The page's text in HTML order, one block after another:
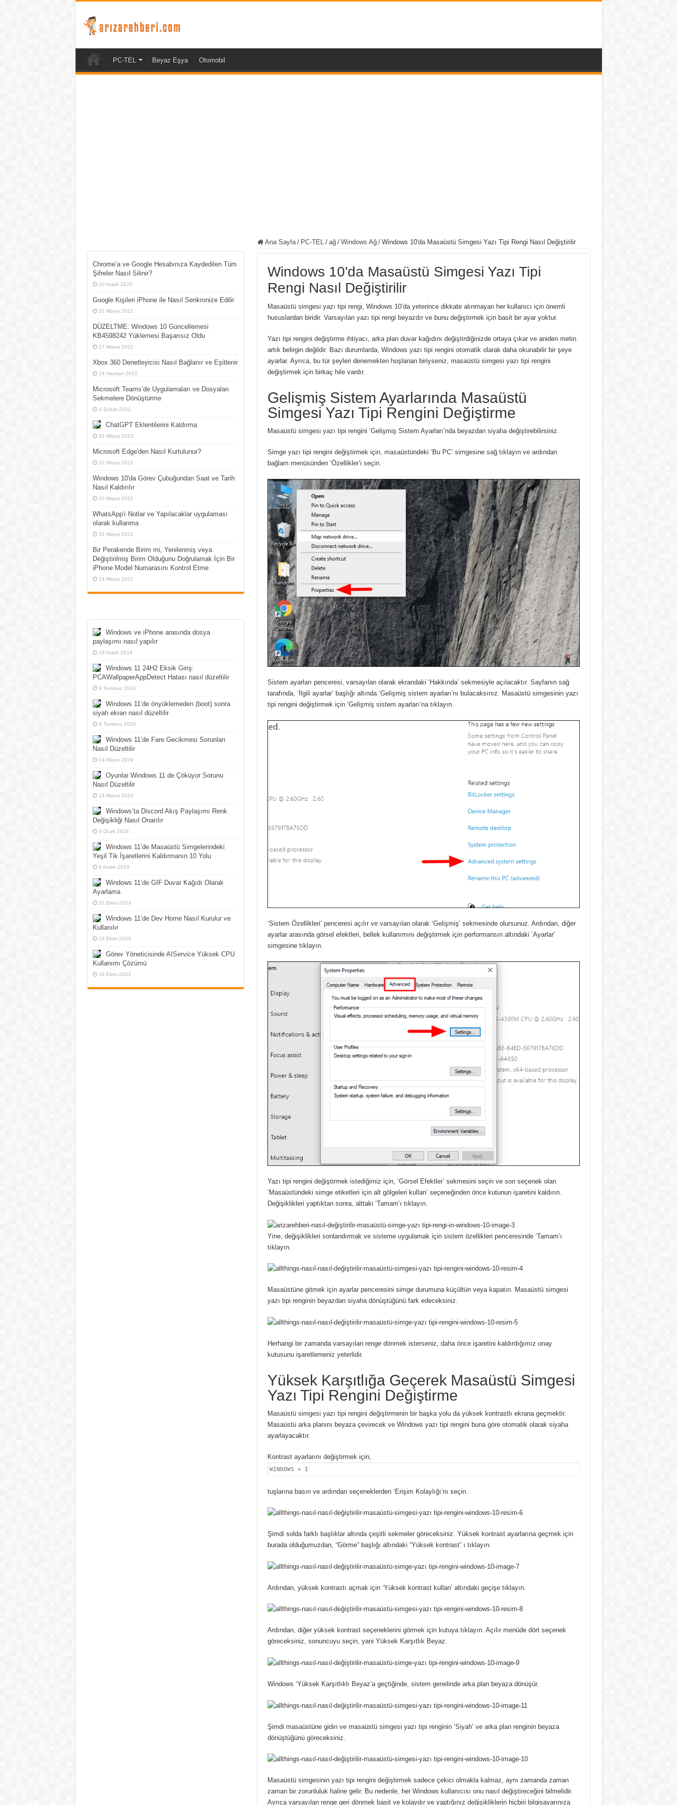
PC-TEL Beyaz Eşya Otomobil
Ana Sayfa / PC-TEL / ağ / Windows Ağ / Windows 10'da Masaüstü Simgesi Yazı Tipi Rengi Nasıl Değiştirilir
Windows 10'da Masaüstü Simgesi Yazı Tipi
Rengi Nasıl Değiştirilir
Masaüstü simgesi yazı tipi rengi, Windows 10’da yeterince dikkate alınmayan her kullanıcı için önemli
hususlardan biridir. Varsayılan yazı tipi rengi beyazdır ve bunu değiştirmek için basit bir ayar yoktur.
Yazı tipi rengini değiştirme ihtiyacı, arka plan duvar kağıdını değiştirdiğinizde ortaya çıkar ve aniden metin
artık belirgin değildir. Bazı durumlarda, Windows yazı tipi rengini otomatik olarak daha okunabilir bir şeye
ayarlar. Ayrıca, bu tür şeyleri denemekten hoşlanan biriyseniz, masaüstü simgesi yazı tipi rengini
değiştirmek için birkaç hile vardır.
Gelişmiş Sistem Ayarlarında Masaüstü
Simgesi Yazı Tipi Rengini Değiştirme
Masaüstü simgesi yazı tipi rengini ‘Gelişmiş Sistem Ayarları’nda beyazdan siyaha değiştirebilirsiniz.
Simge yazı tipi rengini değiştirmek için, masaüstündeki ‘Bu PC’ simgesine sağ tıklayın ve ardından
bağlam menüsünden ‘Özellikler’i seçin.
Sistem ayarları penceresi, varsayılan olarak ekrandaki ‘Hakkında’ sekmesiyle açılacaktır. Sayfanın sağ
tarafında, ‘İlgili ayarlar’ başlığı altında ‘Gelişmiş sistem ayarları’nı bulacaksınız. Masaüstü simgesinin yazı
tipi rengini değiştirmek için ‘Gelişmiş sistem ayarları’na tıklayın.
‘Sistem Özellikleri’ penceresi açılır ve varsayılan olarak ‘Gelişmiş’ sekmesinde olursunuz. Ardından, diğer
ayarlar arasında görsel efektleri, bellek kullanımını değiştirmek için performansın altındaki ‘Ayarlar’
simgesine tıklayın.
Yazı tipi rengini değiştirmek istediğimiz için, ‘Görsel Efektler’ sekmesini seçin ve son seçenek olan
‘Masaüstündeki simge etiketleri için alt gölgeleri kullan’ seçeneğinden önce kutunun işaretini kaldırın.
Değişiklikleri yaptıktan sonra, alttaki ‘Tamam’ı tıklayın.
Yine, değişiklikleri sonlandırmak ve sisteme uygulamak için sistem özellikleri penceresinde ‘Tamam’ı
tıklayın.
Masaüstüne gitmek için ayarlar penceresini simge durumuna küçültün veya kapatın. Masaüstü simgesi
yazı tipi renginin beyazdan siyaha dönüştüğünü fark edeceksiniz.
Herhangi bir zamanda varsayılan renge dönmek isterseniz, daha önce işaretini kaldırdığımız onay
kutusunu işaretlemeniz yeterlidir.
Yüksek Karşıtlığa Geçerek Masaüstü Simgesi
Yazı Tipi Rengini Değiştirme
Masaüstü simgesi yazı tipi rengini değiştirmenin bir başka yolu da yüksek kontrastlı ekrana geçmektir.
Masaüstü arka planını beyaza çevirecek ve Windows yazı tipi rengini buna göre otomatik olarak siyaha
ayarlayacaktır.
Kontrast ayarlarını değiştirmek için,
WINDOWS + I
tuşlarına basın ve ardından seçeneklerden ‘Erişim Kolaylığı’nı seçin.
Şimdi solda farklı başlıklar altında çeşitli sekmeler göreceksiniz. Yüksek kontrast ayarlarına geçmek için
burada olduğumuzdan, “Görme” başlığı altındaki “Yüksek kontrast” ı tıklayın.
Ardından, yüksek kontrastı açmak için ‘Yüksek kontrast kullan’ altındaki geçişe tıklayın.
Ardından, diğer yüksek kontrast seçeneklerini görmek için kutuya tıklayın. Açılır menüde dört seçenek
göreceksiniz, sonuncuyu seçin, yani Yüksek Karşıtlık Beyaz.
Windows ‘Yüksek Karşıtlıklı Beyaz’a geçtiğinde, sistem genelinde arka plan beyaza dönüşür.
Şimdi masaüstüne gidin ve masaüstü simgesi yazı tipi renginin ‘Siyah’ ve arka plan renginin beyaza
dönüştüğünü göreceksiniz.
Masaüstü simgesinin yazı tipi rengini değiştirmek sadece çekici olmakla kalmaz, aynı zamanda zaman
zaman bir zorunluluk haline gelir. Bu nedenle, her Windows kullanıcısı onu nasıl değiştireceğini bilmelidir.
Ayrıca varsayılan renge geri dönmek basit ve kolaydır ve yaptığınız değişikliklerin hiçbiri bilgisayarınıza
Chrome’a ve Google Hesabınıza Kaydedilen Tüm
Şifreler Nasıl Silinir?
20 Aralık 2020
Google Kişileri iPhone ile Nasıl Senkronize Edilir
31 Mayıs 2021
DÜZELTME: Windows 10 Güncellemesi
KB4598242 Yüklemesi Başarısız Oldu
27 Mayıs 2021
Xbox 360 Denetleyicisi Nasıl Bağlanır ve Eşitlenir
24 Haziran 2022
Microsoft Teams’de Uygulamaları ve Dosyaları
Sekmelere Dönüştürme
4 Şubat 2021
ChatGPT Eklentilerini Kaldırma
31 Mayıs 2023
Microsoft Edge'den Nasıl Kurtulunur?
22 Mayıs 2021
Windows 10'da Görev Çubuğundan Saat ve Tarih
Nasıl Kaldırılır
22 Mayıs 2021
WhatsApp'ı Notlar ve Yapılacaklar uygulaması
olarak kullanma
31 Mayıs 2021
Bir Perakende Birim mi, Yenilenmiş veya
Değiştirilmiş Birim Olduğunu Doğrulamak İçin Bir
iPhone Model Numarasını Kontrol Etme
14 Mayıs 2021
Windows ve iPhone arasında dosya
paylaşımı nasıl yapılır
18 Aralık 2024
Windows 11 24H2 Eksik Giriş:
PCAWallpaperAppDetect Hatası nasıl düzeltilir
9 Temmuz 2024
Windows 11’de önyüklemeden (boot) sonra
siyah ekran nasıl düzeltilir
9 Temmuz 2024
Windows 11’de Fare Gecikmesi Sorunları
Nasıl Düzeltilir
14 Mayıs 2024
Oyunlar Windows 11 de Çöküyor Sorunu
Nasıl Düzeltilir
14 Mayıs 2024
Windows’ta Discord Akış Paylaşımı Renk
Değişikliği Nasıl Onarılır
3 Ocak 2024
Windows 11’de Masaüstü Simgelerindeki
Yeşil Tik İşaretlerini Kaldırmanın 10 Yolu
6 Aralık 2023
Windows 11’de GIF Duvar Kağıdı Olarak
Ayarlama
31 Ekim 2023
Windows 11’de Dev Home Nasıl Kurulur ve
Kullanılır
19 Ekim 2023
Görev Yöneticisinde AIService Yüksek CPU
Kullanımı Çözümü
16 Ekim 2023